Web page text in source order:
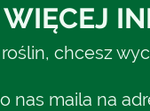
WIĘCEJ
chcesz
nas maila na